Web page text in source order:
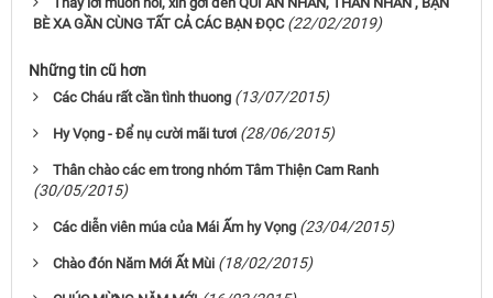
BÈ XA GẦN CÙNG TẤT CẢ CÁC BẠN ĐỌC (22/02/2019)
Những tin cũ hơn
Các Cháu rất cần tình thuong (13/07/2015)
Hy Vọng - Để nụ cười mãi tươi (28/06/2015)
Thân chào các em trong nhóm Tâm Thiện Cam Ranh
(30/05/2015)
Các diễn viên múa của Mái Ấm hy Vọng (23/04/2015)
Chào đón Năm Mới Ất Mùi (18/02/2015)